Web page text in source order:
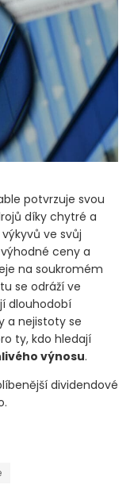
potvrzuje svou
díky chytré a
ve svůj
ceny a
na soukromém
se odráží ve
dlouhodobí
a nejistoty se
ty, kdo hledají
výnosu.
dividendové
patří